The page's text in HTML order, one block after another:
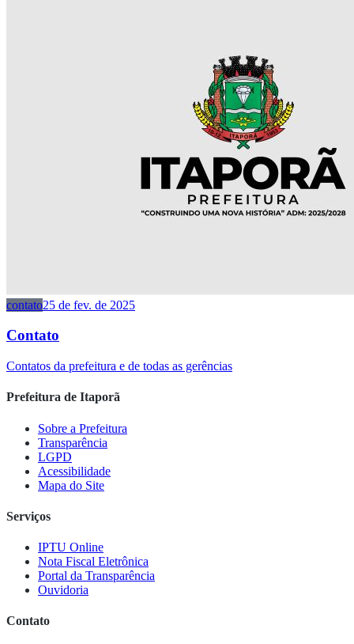
contato25 de fev. de 2025
Contato
Contatos da prefeitura e de todas as gerências
Prefeitura de Itaporã
Sobre a Prefeitura
Transparência
LGPD
Acessibilidade
Mapa do Site
Serviços
IPTU Online
Nota Fiscal Eletrônica
Portal da Transparência
Ouvidoria
Contato